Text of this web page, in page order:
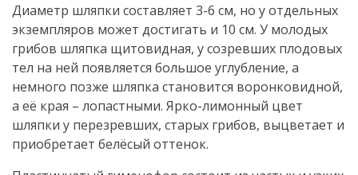
Диаметр шляпки составляет 3-6 см, но у отдельных
экземпляров может достигать и 10 см. У молодых
грибов шляпка щитовидная, у созревших плодовых
тел на ней появляется большое углубление, а
немного позже шляпка становится воронковидной,
а её края – лопастными. Ярко-лимонный цвет
шляпки у перезревших, старых грибов, выцветает и
приобретает белёсый оттенок.